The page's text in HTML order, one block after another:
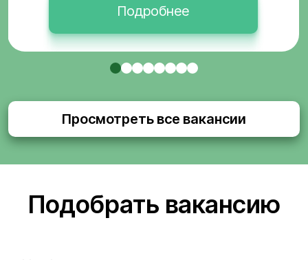
Подробнее
Просмотреть все вакансии
Подобрать вакансию